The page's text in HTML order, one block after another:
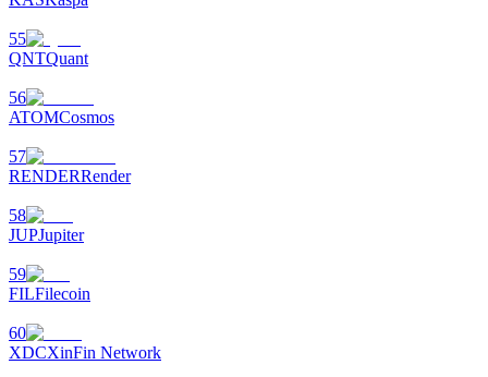
เข้าสู่ระบบลงชื่อ
55
QNTQuant
56
ATOMCosmos
57
RENDERRender
58
JUPJupiter
59
FILFilecoin
60
XDCXinFin Network